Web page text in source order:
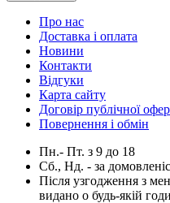
Про нас
Доставка і оплата
Новини
Контакти
Відгуки
Карта сайту
Договір публічної
Повернення і обмін
Пн.- Пт. з 9 до 18
Сб., Нд. - за
Після узгодження з
видано о будь-якій